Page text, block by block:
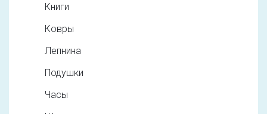
Книги
Ковры
Лепнина
Подушки
Часы